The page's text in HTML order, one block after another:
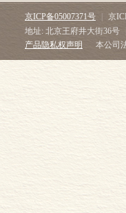
京ICP备05007371号 京
地址: 北京王府井大街36号
产品隐私权声明
本公司